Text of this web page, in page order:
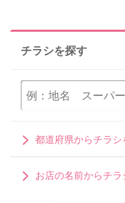
チラシを探す
都道府県からチラシ
お店の名前からチラ